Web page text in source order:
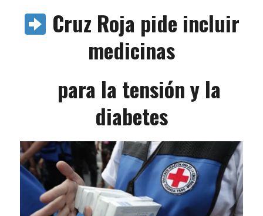
Cruz Roja pide incluir
medicinas
para la tensión y la
diabetes